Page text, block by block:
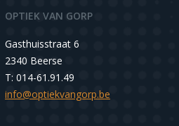
OPTIEK VAN GORP
Gasthuisstraat 6
2340 Beerse
T: 014-61.91.49
info@optiekvangorp.be